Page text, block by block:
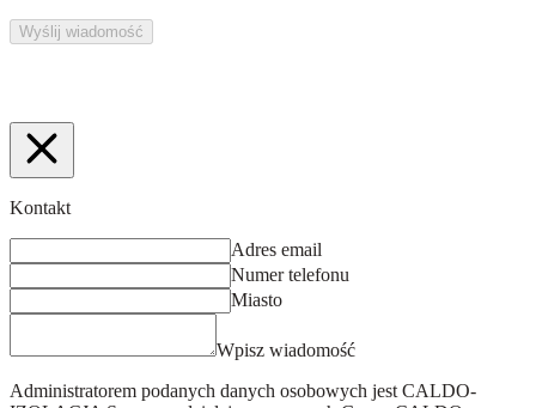
Wyślij wiadomość
Kontakt
Adres email
Numer telefonu
Miasto
Wpisz wiadomość
Administratorem podanych danych osobowych jest CALDO-